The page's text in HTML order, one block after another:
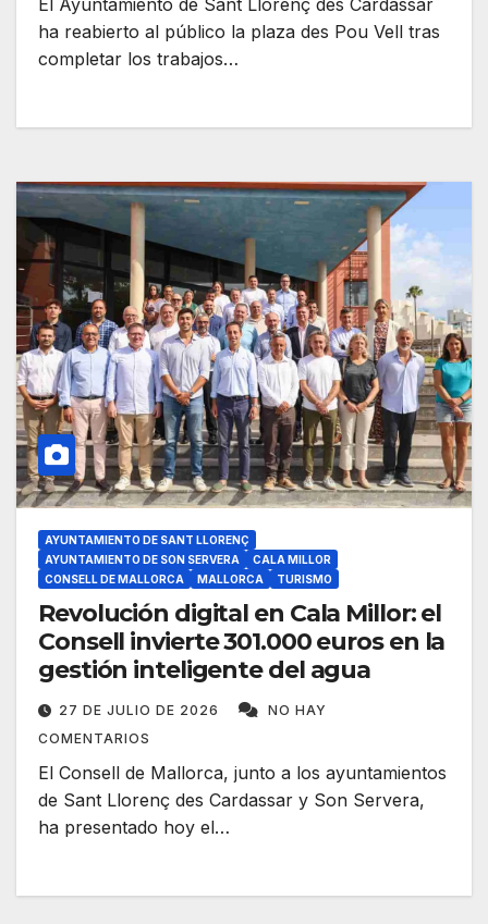
El Ayuntamiento de Sant Llorenç des Cardassar
ha reabierto al público la plaza des Pou Vell tras
completar los trabajos…
AYUNTAMIENTO DE SANT LLORENÇ
AYUNTAMIENTO DE SON SERVERA
CALA MILLOR
CONSELL DE MALLORCA
MALLORCA TURISMO
Revolución digital en Cala Millor: el
Consell invierte 301.000 euros en la
gestión inteligente del agua
27 DE JULIO DE 2026
NO HAY
COMENTARIOS
El Consell de Mallorca, junto a los ayuntamientos
de Sant Llorenç des Cardassar y Son Servera,
ha presentado hoy el…